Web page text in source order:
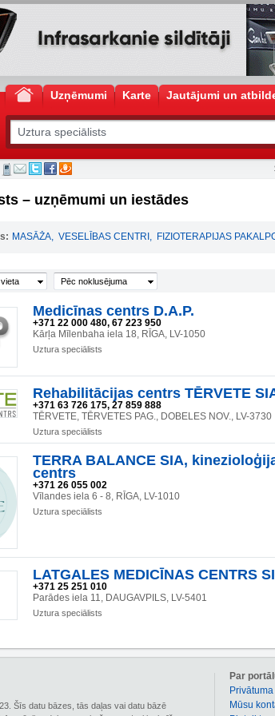
Uzņēmumi Karte Jautājumi un
– uzņēmumi un iestādes
MASĀŽA, VESELĪBAS CENTRI , FIZIOTERAPIJAS
Pēc noklusējuma
Medicīnas centrs D.A.P.
+371 22 000 480, 67 223 950
Kārļa Mīlenbaha iela 18, RĪGA, LV-1050
Uztura speciālists
Rehabilitācijas centrs TĒRVETE
+371 63 726 175, 27 859 888
TĒRVETE, TĒRVETES PAG., DOBELES NOV., LV-3730
Uztura speciālists
TERRA BALANCE SIA,
centrs
+371 26 055 002
Vīlandes iela 6 - 8, RĪGA, LV-1010
Uztura speciālists
LATGALES MEDICĪNAS CENTRS
+371 25 251 010
Parādes iela 11, DAUGAVPILS, LV-5401
Uztura speciālists
Šīs datu bāzes, tās daļas vai datu bāzē
Par
Mūsu